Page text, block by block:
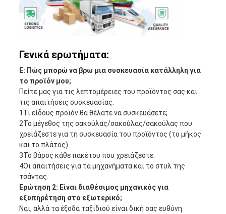
Γενικά ερωτήματα:
Ε: Πώς μπορώ να βρω μια συσκευασία κατάλληλη για
το προϊόν μου;
Πείτε μας για τις λεπτομέρειες του προϊόντος σας και
τις απαιτήσεις συσκευασίας.
1Τι είδους προϊόν θα θέλατε να συσκευάσετε;
2Το μέγεθος της σακούλας/σακούλας/σακούλας που
χρειάζεστε για τη συσκευασία του προϊόντος (το μήκος
και το πλάτος).
3Το βάρος κάθε πακέτου που χρειάζεστε.
4Οι απαιτήσεις για τα μηχανήματα και το στυλ της
τσάντας.
Ερώτηση 2: Είναι διαθέσιμος μηχανικός για
εξυπηρέτηση στο εξωτερικό;
Ναι, αλλά τα έξοδα ταξιδιού είναι δική σας ευθύνη.